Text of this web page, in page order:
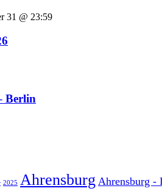
31 @ 23:59
Berlin
2025 Ahrensburg Ahrensburg -